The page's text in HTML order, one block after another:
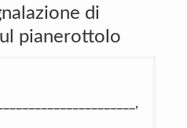
di
pianerottolo